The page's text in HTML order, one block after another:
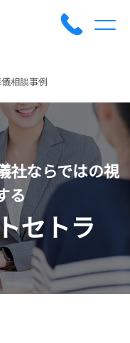
相談事例
社ならではの視
る
セトラ